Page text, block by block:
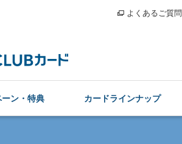
よくあるご質問
ン・特典 カードラインナップ